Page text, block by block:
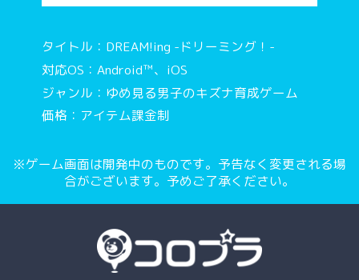
タイトル：DREAM!ing -ドリーミング！-
対応OS：Android™、iOS
ジャンル：ゆめ見る男子のキズナ育成ゲーム
価格：アイテム課金制
※ゲーム画面は開発中のものです。予告なく変更される場
合がございます。予めご了承ください。